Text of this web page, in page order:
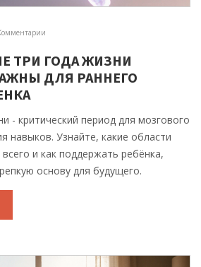
ТРИ ГОДА ЖИЗНИ
ДЛЯ РАННЕГО
- критический период для мозгового
навыков. Узнайте, какие области
и как поддержать ребёнка,
основу для будущего.